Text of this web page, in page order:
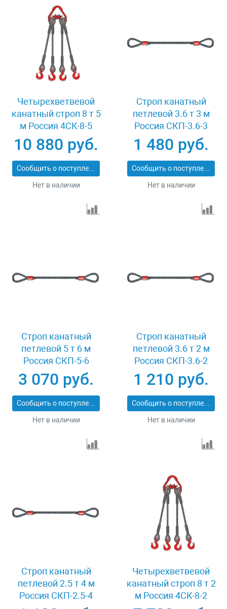
Четырехветвевой
канатный строп 8 т 5
м Россия 4СК-8-5
10 880 руб.
Сообщить о поступлении
Нет в наличии
Строп канатный
петлевой 3.6 т 3 м
Россия СКП-3.6-3
1 480 руб.
Сообщить о поступлении
Нет в наличии
Строп канатный
петлевой 5 т 6 м
Россия СКП-5-6
3 070 руб.
Сообщить о поступлении
Нет в наличии
Строп канатный
петлевой 3.6 т 2 м
Россия СКП-3.6-2
1 210 руб.
Сообщить о поступлении
Нет в наличии
Строп канатный
петлевой 2.5 т 4 м
Россия СКП-2.5-4
Четырехветвевой
канатный строп 8 т 2
м Россия 4СК-8-2